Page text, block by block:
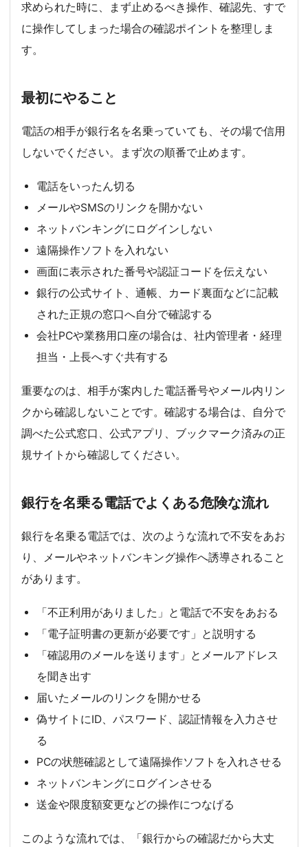
求められた時に、まず止めるべき操作、確認先、すで
に操作してしまった場合の確認ポイントを整理しま
す。
最初にやること
電話の相手が銀行名を名乗っていても、その場で信用
しないでください。まず次の順番で止めます。
電話をいったん切る
メールやSMSのリンクを開かない
ネットバンキングにログインしない
遠隔操作ソフトを入れない
画面に表示された番号や認証コードを伝えない
銀行の公式サイト、通帳、カード裏面などに記載
された正規の窓口へ自分で確認する
会社PCや業務用口座の場合は、社内管理者・経理
担当・上長へすぐ共有する
重要なのは、相手が案内した電話番号やメール内リン
クから確認しないことです。確認する場合は、自分で
調べた公式窓口、公式アプリ、ブックマーク済みの正
規サイトから確認してください。
銀行を名乗る電話でよくある危険な流れ
銀行を名乗る電話では、次のような流れで不安をあお
り、メールやネットバンキング操作へ誘導されること
があります。
「不正利用がありました」と電話で不安をあおる
「電子証明書の更新が必要です」と説明する
「確認用のメールを送ります」とメールアドレス
を聞き出す
届いたメールのリンクを開かせる
偽サイトにID、パスワード、認証情報を入力させ
る
PCの状態確認として遠隔操作ソフトを入れさせる
ネットバンキングにログインさせる
送金や限度額変更などの操作につなげる
このような流れでは、「銀行からの確認だから大丈